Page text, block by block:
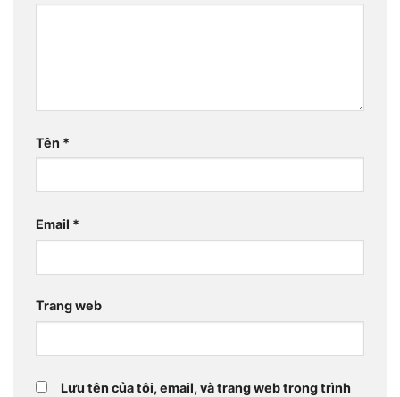
Tên *
Email *
Trang web
Lưu tên của tôi, email, và trang web trong trình